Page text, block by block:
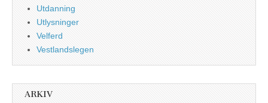
Utdanning
Utlysninger
Velferd
Vestlandslegen
ARKIV